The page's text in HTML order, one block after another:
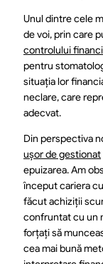
Unul dintre cele
de voi, prin care
controlului
pentru
situația lor
neclare, care
adecvat.
Din perspectiva
ușor de gestionat
epuizarea. Am
început cariera
făcut achiziții
confruntat cu un
forțați să
cea mai bună